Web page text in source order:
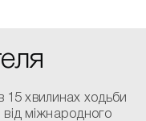
15 хвилинах ходьби
від міжнародного